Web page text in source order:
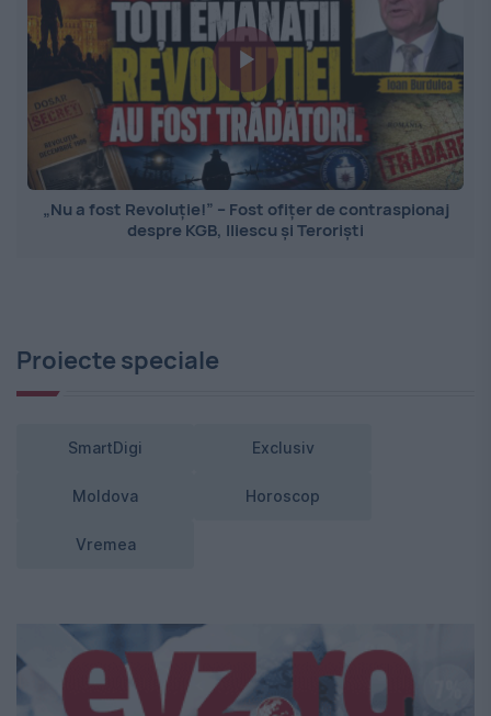
„Nu a fost Revoluție!” – Fost ofițer de contraspionaj
despre KGB, Iliescu și Teroriști
Proiecte speciale
SmartDigi Exclusiv
Moldova Horoscop
Vremea